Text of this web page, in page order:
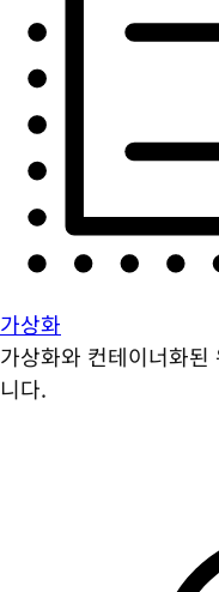
가상화
가상화와 컨테이너화
니다.